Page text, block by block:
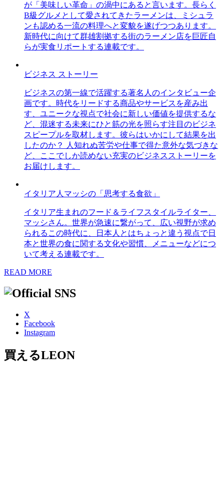
が「美味しい革命」の渦中にあると言います。長らく
B級グルメとして愛されてきたラーメンは、ミシュラ
ンも認める一流の料理へと変貌を遂げつつあります。
新時代に向けて群雄割拠する街のラーメン店を巨匠自
らが実食リポートする連載です。
ビジネス ストーリー
ビジネスの第一線で活躍する著名人のインタビュー企
画です。時代をリードする商品やサービスを産み出
す、ユニークな視点で社会に新しい価値を提供するな
ど、混迷する未来にひと筋の光を照らす注目のビジネ
スピープルを取材します。彼らはいかにして結果を出
したのか？ 人知れぬ苦労や仕事で得た意外な気づきな
ど、ここでしか読めない充実のビジネスストーリーを
お届けします。
イタリア人マッシの「思考する食欲」
イタリア生まれのフード＆ライフスタイルライター、
マッシさん。世界が急速に繋がって、広い視野が求め
られるこの時代に、日本人とはちょっと違う視点で日
本と世界の食に関する文化や習慣、メニューなどにつ
いて考える連載です。
READ MORE
X
Facebook
Instagram
買えるLEON